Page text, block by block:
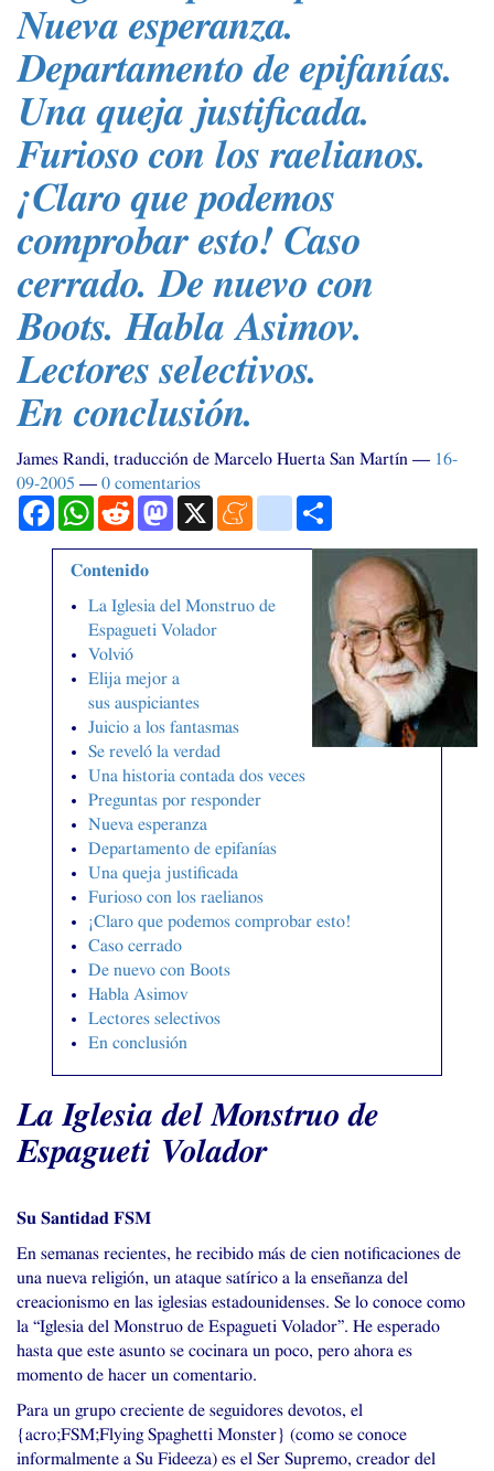
Nueva esperanza.
Departamento de epifanías.
Una queja justificada.
Furioso con los raelianos.
¡Claro que podemos
comprobar esto! Caso
cerrado. De nuevo con
Boots. Habla Asimov.
Lectores selectivos.
En conclusión.
James Randi, traducción de Marcelo Huerta San Martín
16-
09-2005
0 comentarios
FacebookWhatsApp
RedditMastodon
X Meneameblogger_post
Contenido
La Iglesia del Monstruo de
Espagueti Volador
Volvió
Elija mejor a
sus auspiciantes
Juicio a los fantasmas
Se reveló la verdad
Una historia contada dos veces
Preguntas por responder
Nueva esperanza
Departamento de epifanías
Una queja justificada
Furioso con los raelianos
¡Claro que podemos comprobar esto!
Caso cerrado
De nuevo con Boots
Habla Asimov
Lectores selectivos
En conclusión
La Iglesia del Monstruo de
Espagueti Volador
Su Santidad FSM
En semanas recientes, he recibido más de cien notificaciones de
una nueva religión, un ataque satírico a la enseñanza del
creacionismo en las iglesias estadounidenses. Se lo conoce como
la “Iglesia del Monstruo de Espagueti Volador”. He esperado
hasta que este asunto se cocinara un poco, pero ahora es
momento de hacer un comentario.
Para un grupo creciente de seguidores devotos, el
{acro;FSM;Flying Spaghetti Monster} (como se conoce
informalmente a Su Fideeza) es el Ser Supremo, creador del